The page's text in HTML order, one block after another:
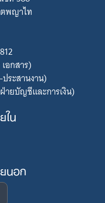
ตพญาไท
อกสาร)
ระสานงาน)
ายบัญชีและการเงิน)
น
นอก